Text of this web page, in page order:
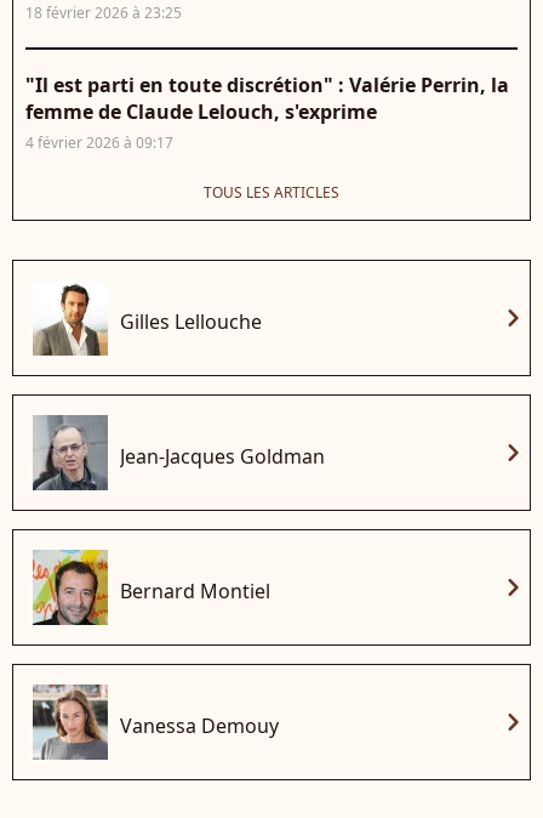
18 février 2026 à 23:25
"Il est parti en toute discrétion" : Valérie Perrin, la
femme de Claude Lelouch, s'exprime
4 février 2026 à 09:17
TOUS LES ARTICLES
Gilles Lellouche chevron_right
Jean-Jacques Goldman chevron_right
Bernard Montiel chevron_right
Vanessa Demouy chevron_right